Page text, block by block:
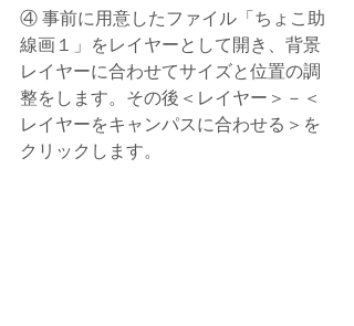
④ 事前に用意したファイル「ちょこ助
線画１」をレイヤーとして開き、背景
レイヤーに合わせてサイズと位置の調
整をします。その後＜レイヤー＞－＜
レイヤーをキャンパスに合わせる＞を
クリックします。